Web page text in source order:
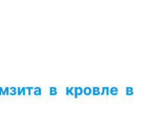
фасада
в кровле в